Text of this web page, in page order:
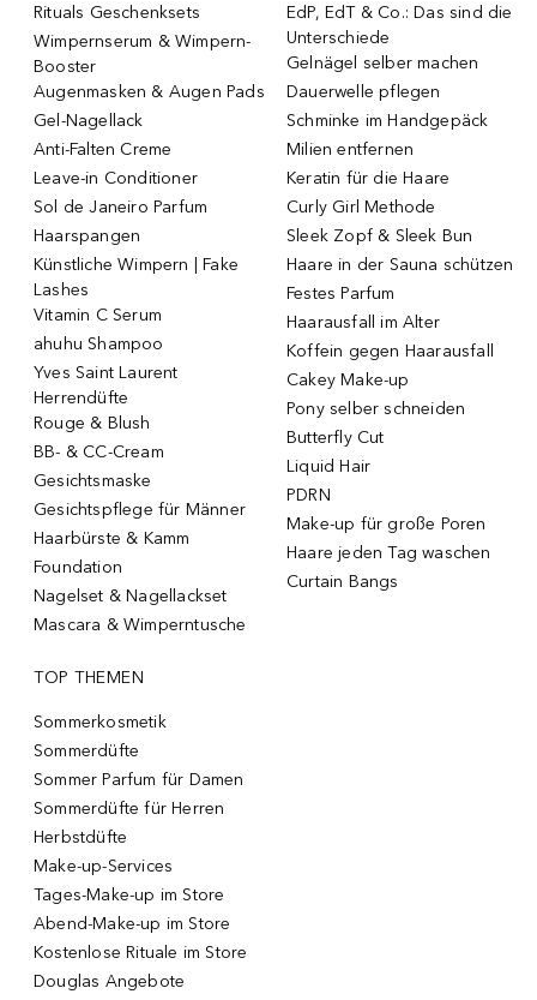
Rituals Geschenksets
Wimpernserum & Wimpern-
Booster
Augenmasken & Augen Pads
Gel-Nagellack
Anti-Falten Creme
Leave-in Conditioner
Sol de Janeiro Parfum
Haarspangen
Künstliche Wimpern | Fake
Lashes
Vitamin C Serum
ahuhu Shampoo
Yves Saint Laurent
Herrendüfte
Rouge & Blush
BB- & CC-Cream
Gesichtsmaske
Gesichtspflege für Männer
Haarbürste & Kamm
Foundation
Nagelset & Nagellackset
Mascara & Wimperntusche
EdP, EdT & Co.: Das sind die
Unterschiede
Gelnägel selber machen
Dauerwelle pflegen
Schminke im Handgepäck
Milien entfernen
Keratin für die Haare
Curly Girl Methode
Sleek Zopf & Sleek Bun
Haare in der Sauna schützen
Festes Parfum
Haarausfall im Alter
Koffein gegen Haarausfall
Cakey Make-up
Pony selber schneiden
Butterfly Cut
Liquid Hair
PDRN
Make-up für große Poren
Haare jeden Tag waschen
Curtain Bangs
TOP THEMEN
Sommerkosmetik
Sommerdüfte
Sommer Parfum für Damen
Sommerdüfte für Herren
Herbstdüfte
Make-up-Services
Tages-Make-up im Store
Abend-Make-up im Store
Kostenlose Rituale im Store
Douglas Angebote